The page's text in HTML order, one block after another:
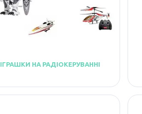
ІГРАШКИ НА РАДІОКЕРУВАННІ